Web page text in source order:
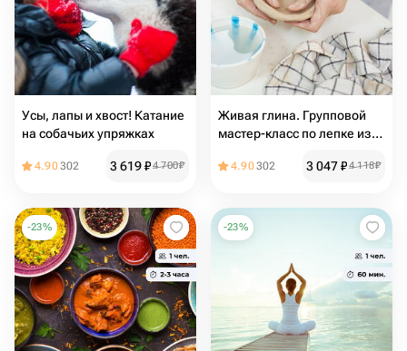
Усы, лапы и хвост! Катание
на собачьих упряжках
4.90302 3 619₽4 700₽
Живая глина. Групповой
мастер-класс по лепке из
4.90302 3 047₽4 118₽
-23% -23%